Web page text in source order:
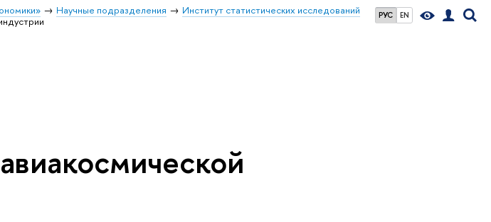
РУС EN
Научные подразделения
Институт статистических исследований